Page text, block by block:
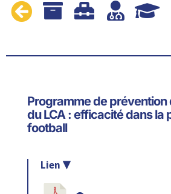
    
Programme de prévention
du LCA : efficacité dans la
football